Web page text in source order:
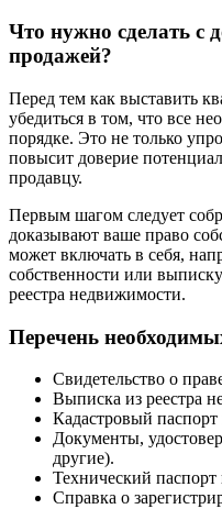
Что нужно сделать с
продажей?
Перед тем как выставить
убедиться в том, что все
порядке. Это не только
повысит доверие
продавцу.
Первым шагом следует
доказывают ваше право
может включать в себя,
собственности или
реестра недвижимости.
Перечень
Свидетельство о
Выписка из реестра
Кадастровый
Документы,
другие).
Технический паспорт
Справка о